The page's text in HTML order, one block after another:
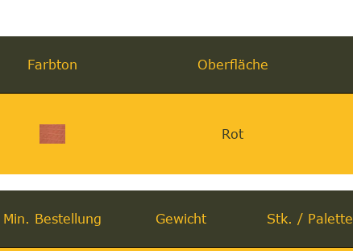
Farbton Oberfläche
Rot
Min. Bestellung Gewicht Stk. / Palette